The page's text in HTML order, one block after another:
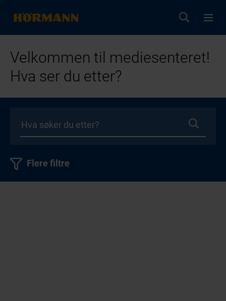
Velkommen til mediesenteret!
Hva ser du etter?
Flere filtre